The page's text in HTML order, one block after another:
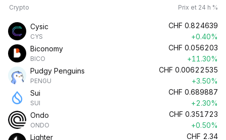
Crypto Prix et 24 h %
Cysic
CYS
CHF 0.824639
+0.40%
Biconomy
BICO
CHF 0.056203
+11.30%
Pudgy Penguins
PENGU
CHF 0.00622535
+3.50%
Sui
SUI
CHF 0.689887
+2.30%
Ondo
ONDO
CHF 0.351723
+0.50%
Lighter
CHF 2.34